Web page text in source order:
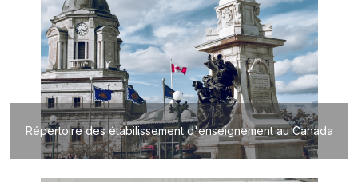
Répertoire des étabilissement d'enseignement au Canada